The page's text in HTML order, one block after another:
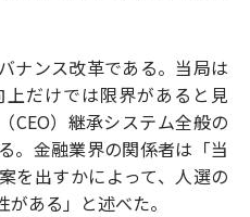
ナンス改革である。当局は
だけでは限界があると見
CEO）継承システム全般の
。金融業界の関係者は「当
を出すかによって、人選の
ある」と述べた。